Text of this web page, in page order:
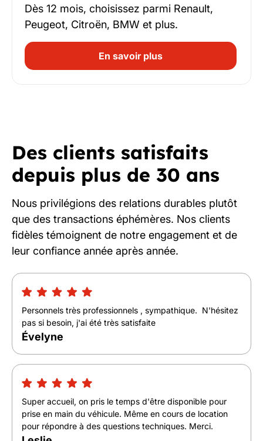
Dès 12 mois, choisissez parmi Renault,
Peugeot, Citroën, BMW et plus.
En savoir plus
Des clients satisfaits
depuis plus de 30 ans
Nous privilégions des relations durables plutôt
que des transactions éphémères. Nos clients
fidèles témoignent de notre engagement et de
leur confiance année après année.
Personnels très professionnels , sympathique. N'hésitez
pas si besoin, j'ai été très satisfaite
Évelyne
Super accueil, on pris le temps d'être disponible pour
prise en main du véhicule. Même en cours de location
pour répondre à des questions techniques. Merci.